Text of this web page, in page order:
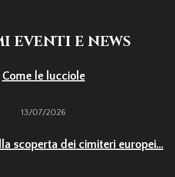
EVENTI E NEWS
Come le lucciole
13/07/2026
scoperta dei cimiteri europei...